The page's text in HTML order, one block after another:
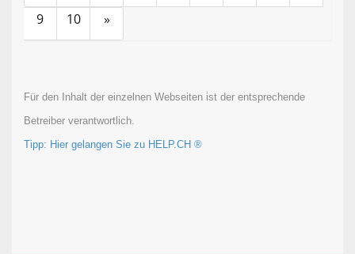
9
10 »
Für den Inhalt der einzelnen Webseiten ist der entsprechende
Betreiber verantwortlich.
Tipp: Hier gelangen Sie zu HELP.CH ®